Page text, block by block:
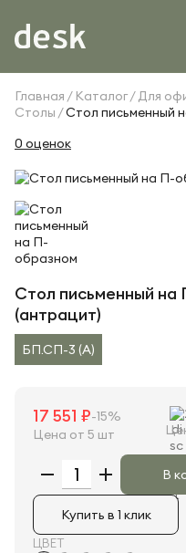
Главная Каталог Для
Столы
Стол письменный
0 оценок
Стол письменный
(антрацит)
БП.СП-3 (A)
17 551 ₽-15%
Цена от 5 шт
В
Купить в 1 клик
ЦВЕТ